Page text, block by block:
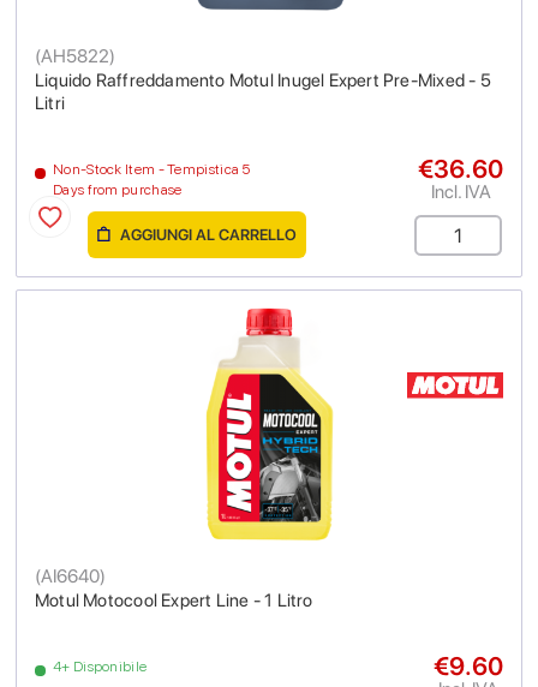
Liquido Raffreddamento Motul Inugel Expert Pre-Mixed - 5
Litri
(AH5822)
Non-Stock Item - Tempistica 5
Days from purchase
€36.60
Incl. IVA
AGGIUNGI AL CARRELLO
Motul Motocool Expert Line - 1 Litro
(AI6640)
4+ Disponibile €9.60